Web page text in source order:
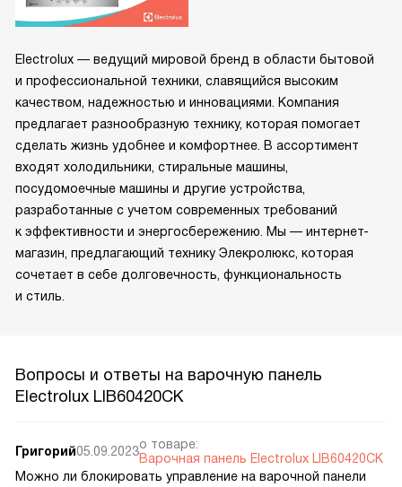
Electrolux — ведущий мировой бренд в области бытовой
и профессиональной техники, славящийся высоким
качеством, надежностью и инновациями. Компания
предлагает разнообразную технику, которая помогает
сделать жизнь удобнее и комфортнее. В ассортимент
входят холодильники, стиральные машины,
посудомоечные машины и другие устройства,
разработанные с учетом современных требований
к эффективности и энергосбережению. Мы — интернет-
магазин, предлагающий технику Элекролюкс, которая
сочетает в себе долговечность, функциональность
и стиль.
Вопросы и ответы на варочную панель
Electrolux LIB60420CK
Григорий05.09.2023о товаре:
Варочная панель Electrolux LIB60420CK
Можно ли блокировать управление на варочной панели